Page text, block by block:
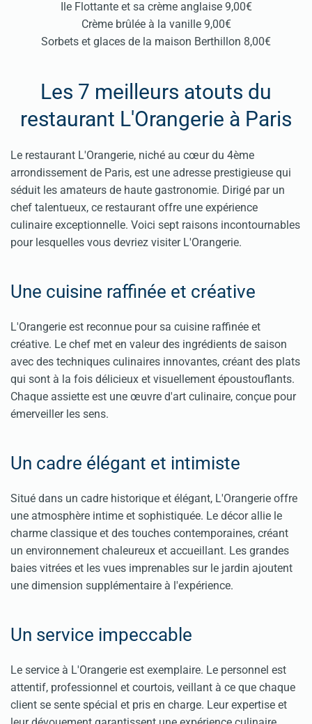
Ile Flottante et sa crème anglaise 9,00€
Crème brûlée à la vanille 9,00€
Sorbets et glaces de la maison Berthillon 8,00€
Les 7 meilleurs atouts du
restaurant L'Orangerie à Paris
Le restaurant L'Orangerie, niché au cœur du 4ème
arrondissement de Paris, est une adresse prestigieuse qui
séduit les amateurs de haute gastronomie. Dirigé par un
chef talentueux, ce restaurant offre une expérience
culinaire exceptionnelle. Voici sept raisons incontournables
pour lesquelles vous devriez visiter L'Orangerie.
Une cuisine raffinée et créative
L'Orangerie est reconnue pour sa cuisine raffinée et
créative. Le chef met en valeur des ingrédients de saison
avec des techniques culinaires innovantes, créant des plats
qui sont à la fois délicieux et visuellement époustouflants.
Chaque assiette est une œuvre d'art culinaire, conçue pour
émerveiller les sens.
Un cadre élégant et intimiste
Situé dans un cadre historique et élégant, L'Orangerie offre
une atmosphère intime et sophistiquée. Le décor allie le
charme classique et des touches contemporaines, créant
un environnement chaleureux et accueillant. Les grandes
baies vitrées et les vues imprenables sur le jardin ajoutent
une dimension supplémentaire à l'expérience.
Un service impeccable
Le service à L'Orangerie est exemplaire. Le personnel est
attentif, professionnel et courtois, veillant à ce que chaque
client se sente spécial et pris en charge. Leur expertise et